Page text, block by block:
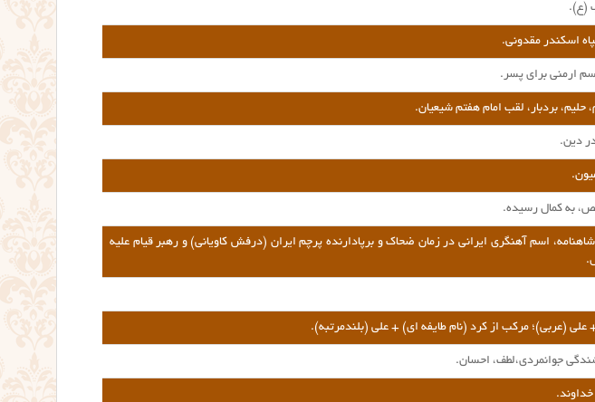
(ع).
اسکندر مقدونی.
ارمنی برای پسر.
حلیم، بردبار، لقب امام هفتم شیعیان.
دین.
به کمال رسیده.
اسم آهنگری ایرانی در زمان ضحاک و برپادارنده پرچم ایران (درفش کاویانی) و رهبر قیام علیه
(عربی)؛ مرکب از کرد (نام طایفه ای) + علی (بلندمرتبه).
جوانمردی،لطف، احسان.